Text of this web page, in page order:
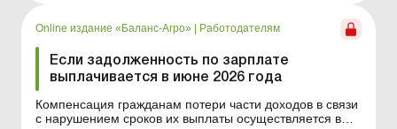
произведение начисл...
Online издание «Баланс-Агро» | Работодателям
Если задолженность по зарплате
выплачивается в июне 2026 года
Компенсация гражданам потери части доходов в связи
с нарушением сроков их выплаты осуществляется в